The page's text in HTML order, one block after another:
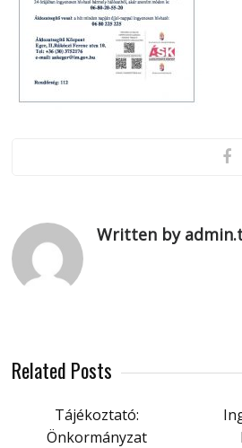
Written by
Related Posts
Tájékoztató:
Önkormányzat